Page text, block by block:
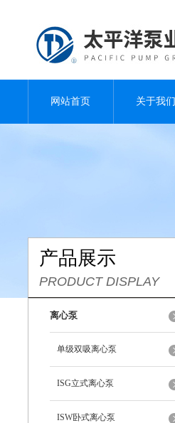
网站首页 关于我们
产品展示
PRODUCT DISPLAY
离心泵
单级双吸离心泵
ISG立式离心泵
ISW卧式离心泵